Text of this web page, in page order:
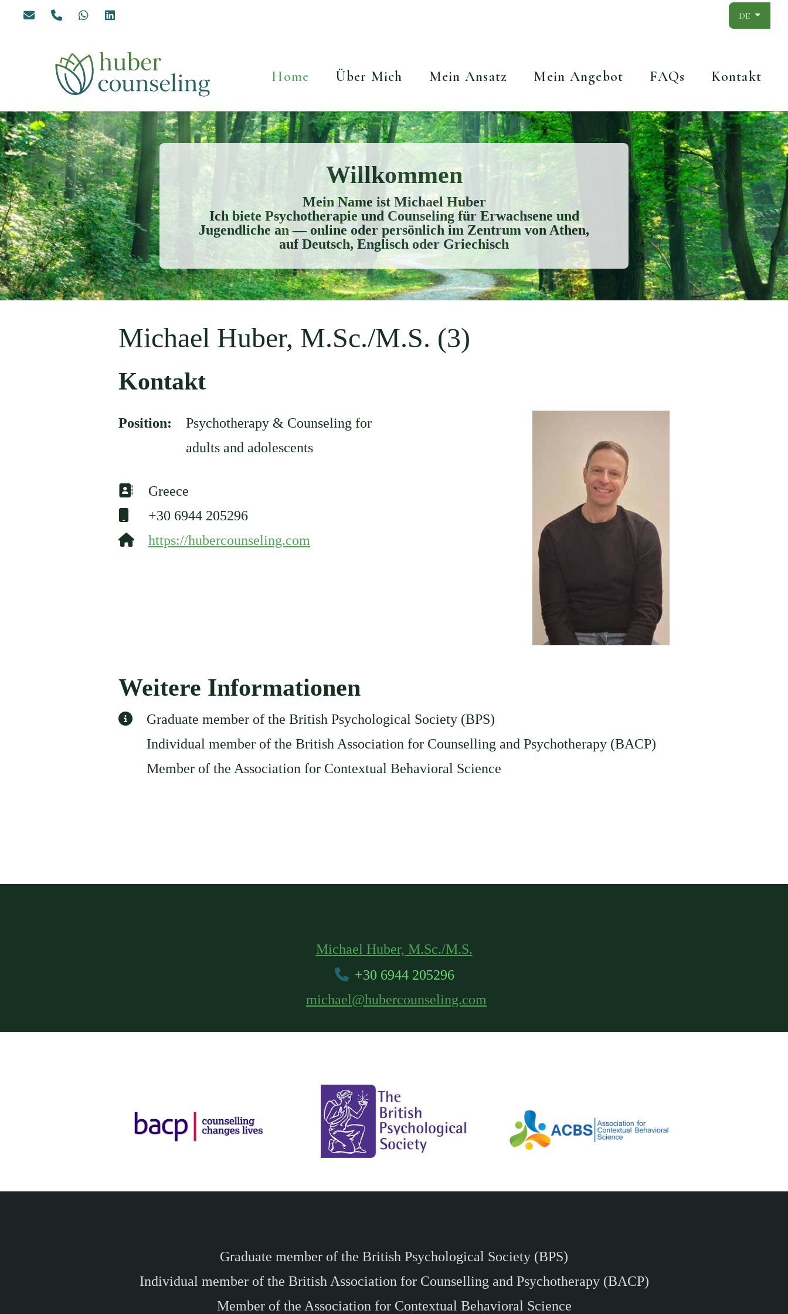
Sprache
DE
Home Über Mich Mein Ansatz Mein Angebot FAQs Kontakt
Willkommen
Mein Name ist Michael Huber
Ich biete Psychotherapie und Counseling für Erwachsene und
Jugendliche an — online oder persönlich im Zentrum von Athen,
auf Deutsch, Englisch oder Griechisch
Michael Huber, M.Sc./M.S. (3)
Kontakt
Position:
Psychotherapy & Counseling for
adults and adolescents
Adresse:
Greece
Mobil:
+30 6944 205296
Website:
https://hubercounseling.com
Weitere Informationen
Weitere Informationen
Graduate member of the British Psychological Society (BPS)
Individual member of the British Association for Counselling and Psychotherapy (BACP)
Member of the Association for Contextual Behavioral Science
Michael Huber, M.Sc./M.S.
+30 6944 205296
michael@hubercounseling.com
Graduate member of the British Psychological Society (BPS)
Individual member of the British Association for Counselling and Psychotherapy (BACP)
Member of the Association for Contextual Behavioral Science